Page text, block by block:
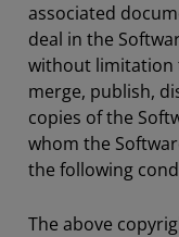
associated
deal in the
without limitation
merge, publish,
copies of the
whom the
the following
The above